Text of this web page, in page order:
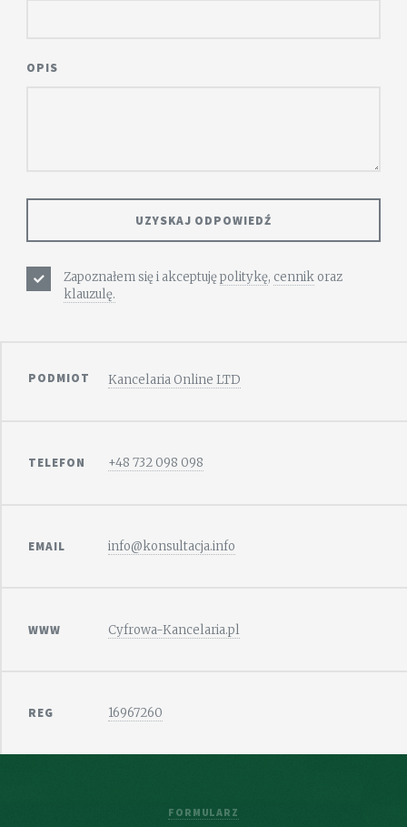
OPIS
Zapoznałem się i akceptujępolitykę, cennik oraz
klauzulę.
PODMIOT Kancelaria Online LTD
TELEFON +48 732 098 098
EMAIL info@konsultacja.info
WWW Cyfrowa-Kancelaria.pl
REG 16967260
FORMULARZ